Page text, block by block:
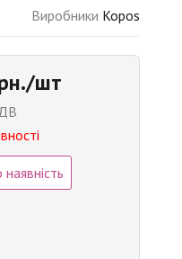
Виробники Kopos
шт